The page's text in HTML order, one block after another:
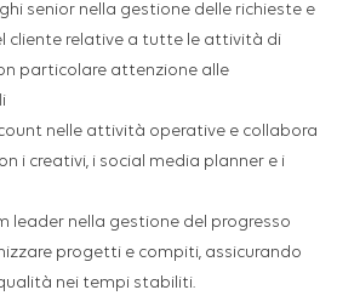
senior nella gestione delle richieste e
cliente relative a tutte le attività di
particolare attenzione alle
nelle attività operative e collabora
i creativi, i social media planner e i
leader nella gestione del progresso
progetti e compiti, assicurando
nei tempi stabiliti.